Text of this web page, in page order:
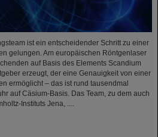
ist ein entscheidender Schritt zu einer
gelungen. Am europäischen Röntgenlaser
auf Basis des Elements Scandium
erzeugt, der eine Genauigkeit von einer
ermöglicht – das ist rund tausendmal
auf Cäsium-Basis. Das Team, zu dem auch
Instituts Jena, ....